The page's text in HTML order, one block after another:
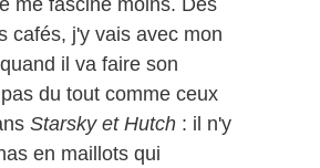
me fascine moins. Des
cafés, j'y vais avec mon
il va faire son
du tout comme ceux
Starsky et Hutch : il n'y
en maillots qui